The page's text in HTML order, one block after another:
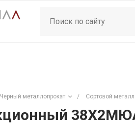
Черный металлопрокат / Сортовой